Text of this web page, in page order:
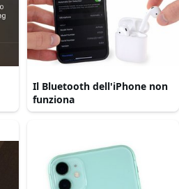
Il Bluetooth dell'iPhone non
funziona